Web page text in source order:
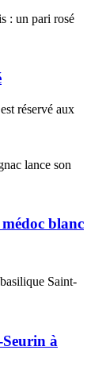
réservé aux
blanc
à